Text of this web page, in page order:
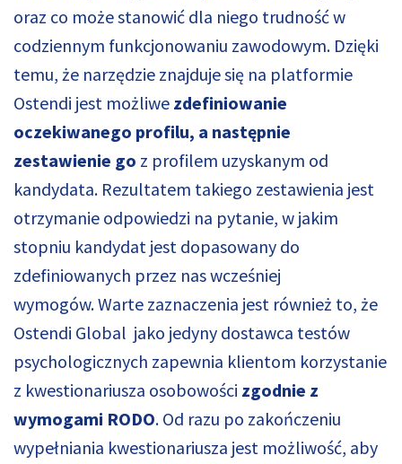
oraz co może stanowić dla niego trudność w
codziennym funkcjonowaniu zawodowym. Dzięki
temu, że narzędzie znajduje się na platformie
Ostendi jest możliwe zdefiniowanie
oczekiwanego profilu, a następnie
zestawienie go z profilem uzyskanym od
kandydata. Rezultatem takiego zestawienia jest
otrzymanie odpowiedzi na pytanie, w jakim
stopniu kandydat jest dopasowany do
zdefiniowanych przez nas wcześniej
wymogów. Warte zaznaczenia jest również to, że
Ostendi Global jako jedyny dostawca testów
psychologicznych zapewnia klientom korzystanie
z kwestionariusza osobowości zgodnie z
wymogami RODO. Od razu po zakończeniu
wypełniania kwestionariusza jest możliwość, aby